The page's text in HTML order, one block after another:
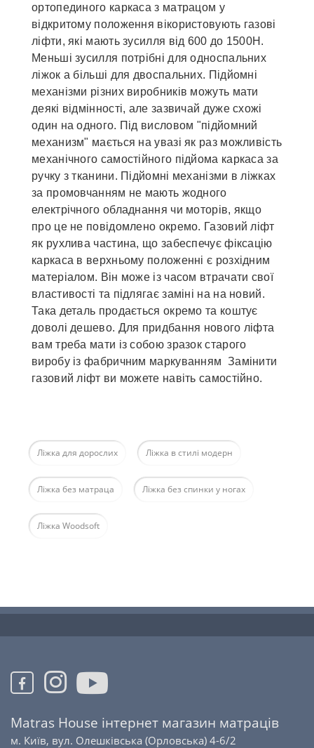
ортопединого каркаса з матрацом у
відкритому положення вікористовують газові
ліфти, які мають зусилля від 600 до 1500Н.
Меньші зусилля потрібні для односпальних
ліжок а більші для двоспальних. Підйомні
механізми різних виробників можуть мати
деякі відмінності, але зазвичай дуже схожі
один на одного. Під висловом "підйомний
механизм" мається на увазі як раз можливість
механічного самостійного підйома каркаса за
ручку з тканини. Підйомні механізми в ліжках
за промовчанням не мають жодного
електрічного обладнання чи моторів, якщо
про це не повідомлено окремо. Газовий ліфт
як рухлива частина, що забеспечує фіксацію
каркаса в верхньому положенні є розхідним
матеріалом. Він може із часом втрачати свої
властивості та підлягає заміні на на новий.
Така деталь продається окремо та коштує
доволі дешево. Для придбання нового ліфта
вам треба мати із собою зразок старого
виробу із фабричним маркуванням Замінити
газовий ліфт ви можете навіть самостійно.
Ліжка для дорослих Ліжка в стилі модерн
Ліжка без матраца Ліжка без спинки у ногах
Ліжка Woodsoft
Matras House інтернет магазин матраців
м. Київ, вул. Олешківська (Орловська) 4-6/2